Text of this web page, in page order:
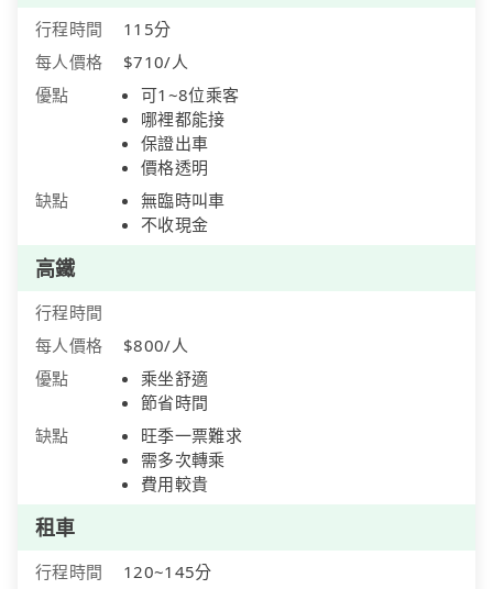
行程時間
115分
每人價格
$710/人
優點
可1~8位乘客
哪裡都能接
保證出車
價格透明
缺點
無臨時叫車
不收現金
高鐵
行程時間
每人價格
$800/人
優點
乘坐舒適
節省時間
缺點
旺季一票難求
需多次轉乘
費用較貴
租車
行程時間
120~145分